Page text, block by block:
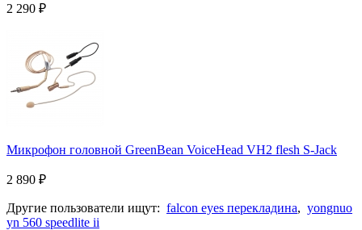
2 290 ₽
Микрофон головной GreenBean VoiceHead VH2 flesh S-Jack
2 890 ₽
Другие пользователи ищут: falcon eyes перекладина, yongnuo
yn 560 speedlite ii